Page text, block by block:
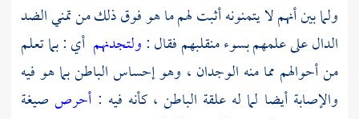
ولما بين أنهم لا يتمنونه أثبت لهم ما هو فوق ذلك من تمني الضد
الدال على علمهم بسوء منقلبهم فقال :ولتجدنهم أي : بما تعلم
من أحوالهم مما منه الوجدان ، وهو إحساس الباطن بما هو فيه
والإصابة أيضا لما له علقة الباطن ، كأنه فيه : أحرص صيغة